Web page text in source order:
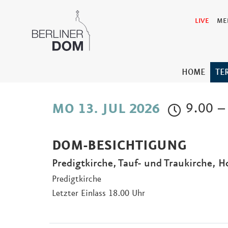
LIVE
HOME
MO 13. JUL 2026 9.00
DOM-BESICHTIGUNG
Predigtkirche, Tauf- und Traukirche,
Predigtkirche
Letzter Einlass 18.00 Uhr